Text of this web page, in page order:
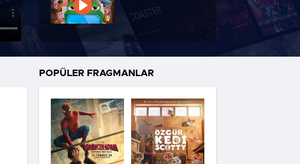
Özgür Kedi Scotty
Hannas 3
POPÜLER FRAGMANLAR